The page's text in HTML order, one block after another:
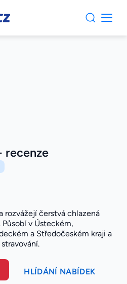
recenze
rozvážejí čerstvá chlazená
v Ústeckém,
a Středočeském kraji a
HLÍDÁNÍ NABÍDEK